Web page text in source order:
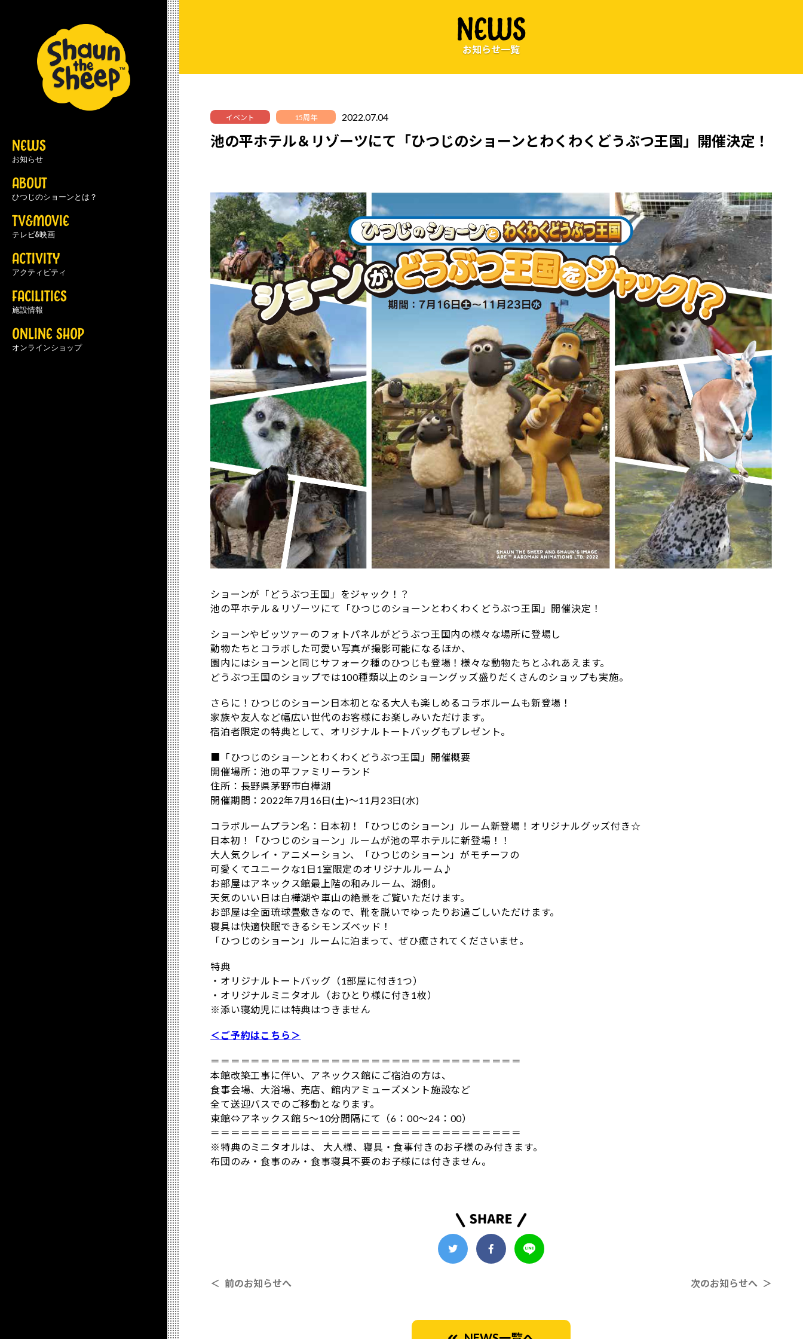
NEWS
お知らせ
ABOUT
ひつじのショーンとは？
TV&MOVIE
テレビ&映画
ACTIVITY
アクティビティ
FACILITIES
施設情報
ONLINE SHOP
オンラインショップ
NEWS
お知らせ一覧
イベント 15周年 2022.07.04
池の平ホテル＆リゾーツにて「ひつじのショーンとわくわくどうぶつ王国」開催決定！
ショーンが「どうぶつ王国」をジャック！？
池の平ホテル＆リゾーツにて「ひつじのショーンとわくわくどうぶつ王国」開催決定！
ショーンやビッツァーのフォトパネルがどうぶつ王国内の様々な場所に登場し
動物たちとコラボした可愛い写真が撮影可能になるほか、
園内にはショーンと同じサフォーク種のひつじも登場！様々な動物たちとふれあえます。
どうぶつ王国のショップでは100種類以上のショーングッズ盛りだくさんのショップも実施。
さらに！ひつじのショーン日本初となる大人も楽しめるコラボルームも新登場！
家族や友人など幅広い世代のお客様にお楽しみいただけます。
宿泊者限定の特典として、オリジナルトートバッグもプレゼント。
■「ひつじのショーンとわくわくどうぶつ王国」開催概要
開催場所：池の平ファミリーランド
住所：長野県茅野市白樺湖
開催期間：2022年7月16日(土)～11月23日(水)
コラボルームプラン名：日本初！「ひつじのショーン」ルーム新登場！オリジナルグッズ付き☆
日本初！「ひつじのショーン」ルームが池の平ホテルに新登場！！
大人気クレイ・アニメーション、「ひつじのショーン」がモチーフの
可愛くてユニークな1日1室限定のオリジナルルーム♪
お部屋はアネックス館最上階の和みルーム、湖側。
天気のいい日は白樺湖や車山の絶景をご覧いただけます。
お部屋は全面琉球畳敷きなので、靴を脱いでゆったりお過ごしいただけます。
寝具は快適快眠できるシモンズベッド！
「ひつじのショーン」ルームに泊まって、ぜひ癒されてくださいませ。
特典
・オリジナルトートバッグ（1部屋に付き1つ）
・オリジナルミニタオル（おひとり様に付き1枚）
※添い寝幼児には特典はつきません
＜ご予約はこちら＞
＝＝＝＝＝＝＝＝＝＝＝＝＝＝＝＝＝＝＝＝＝＝＝＝＝＝＝＝＝＝＝
本館改築工事に伴い、アネックス館にご宿泊の方は、
食事会場、大浴場、売店、館内アミューズメント施設など
全て送迎バスでのご移動となります。
東館⇔アネックス館 5～10分間隔にて（6：00～24：00）
＝＝＝＝＝＝＝＝＝＝＝＝＝＝＝＝＝＝＝＝＝＝＝＝＝＝＝＝＝＝＝
※特典のミニタオルは、 大人様、寝具・食事付きのお子様のみ付きます。
布団のみ・食事のみ・食事寝具不要のお子様には付きません。
＜ 前のお知らせへ 次のお知らせへ ＞